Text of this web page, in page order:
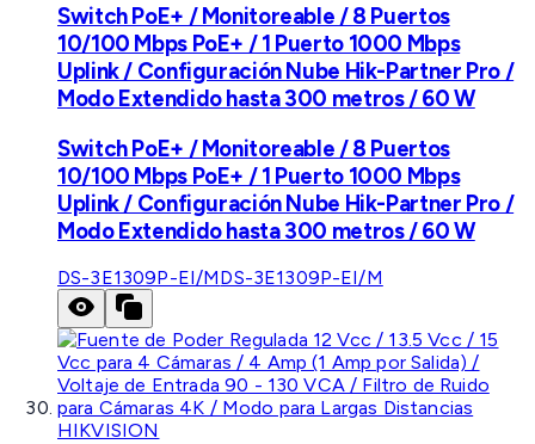
Switch PoE+ / Monitoreable / 8 Puertos
10/100 Mbps PoE+ / 1 Puerto 1000 Mbps
Uplink / Configuración Nube Hik-Partner Pro /
Modo Extendido hasta 300 metros / 60 W
Switch PoE+ / Monitoreable / 8 Puertos
10/100 Mbps PoE+ / 1 Puerto 1000 Mbps
Uplink / Configuración Nube Hik-Partner Pro /
Modo Extendido hasta 300 metros / 60 W
DS-3E1309P-EI/MDS-3E1309P-EI/M
HIKVISION